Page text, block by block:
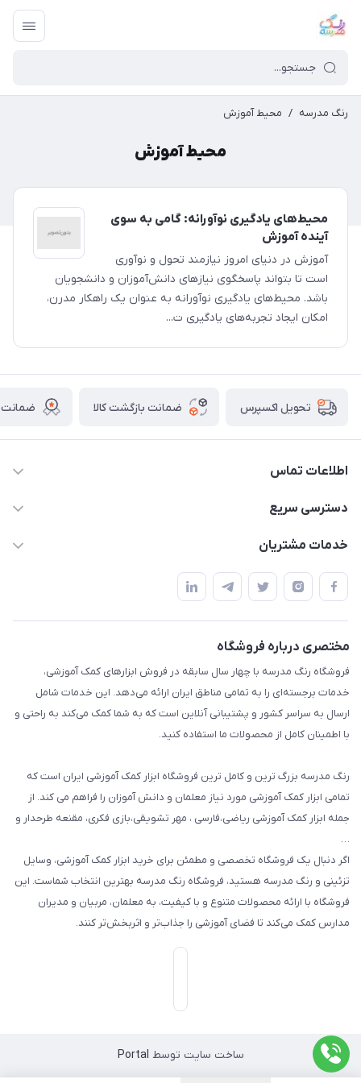
رنگ مدرسه / محیط آموزش
محیط آموزش
محیط‌های یادگیری نوآورانه: گامی به سوی
آینده آموزش
آموزش در دنیای امروز نیازمند تحول و نوآوری
است تا بتواند پاسخگوی نیازهای دانش‌آموزان و دانشجویان
باشد. محیط‌های یادگیری نوآورانه به عنوان یک راهکار مدرن،
امکان ایجاد تجربه‌های یادگیری ت...
تحویل اکسپرس ضمانت بازگشت کالا ضمانت
اطلاعات تماس
02136781755
دسترسی سریع
پلنر و دفتر
استایل معلم و دانش آموز
بازی و نمایش
تزئین کلاس
طرح های تشویقی
گیفت ها و جوایز
سایر محصولات
خدمات مشتریان
قوانین و مقررات
حریم خصوصی
مختصری درباره فروشگاه
فروشگاه رنگ مدرسه با چهار سال سابقه در فروش ابزارهای کمک آموزشی،
خدمات برجسته‌ای را به تمامی مناطق ایران ارائه می‌دهد. این خدمات شامل
ارسال به سراسر کشور و پشتیبانی آنلاین است که به شما کمک می‌کند به راحتی و
با اطمینان کامل از محصولات ما استفاده کنید.
رنگ مدرسه بزرگ ترین و کامل ترین فروشگاه ابزار کمک آموزشی ایران است که
تمامی ابزار کمک آموزشی مورد نیاز معلمان و دانش آموزان را فراهم می کند. از
جمله ابزار کمک آموزشی ریاضی،فارسی ، مهر تشویقی،بازی فکری، مقنعه طرحدار و
…
اگر دنبال یک فروشگاه تخصصی و مطمئن برای خرید ابزار کمک آموزشی، وسایل
تزئینی و رنگ مدرسه هستید، فروشگاه رنگ مدرسه بهترین انتخاب شماست. این
فروشگاه با ارائه محصولات متنوع و با کیفیت، به معلمان، مربیان و مدیران
مدارس کمک می‌کند تا فضای آموزشی را جذاب‌تر و اثربخش‌تر کنند.
ساخت سایت توسط Portal